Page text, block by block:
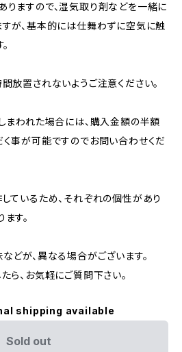
ますので、湿気取り剤などを一緒に
が、基本的には仕舞わずに空気に触
放置されないようご注意ください。
まわれた場合には、購入金額の半額
事が可能ですのでお問い合わせくだ
ているため、それぞれの個性があり
す。
どが、異なる場合がございます。
ら、お気軽にご質問下さい。
shipping available
Sold out